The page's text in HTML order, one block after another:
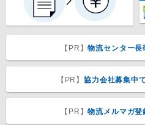
【PR】物流センター
【PR】協力会社募集中
【PR】物流メルマガ登